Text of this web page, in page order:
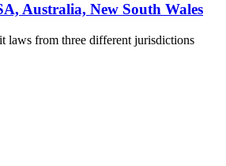
Australia, New South Wales
laws from three different jurisdictions